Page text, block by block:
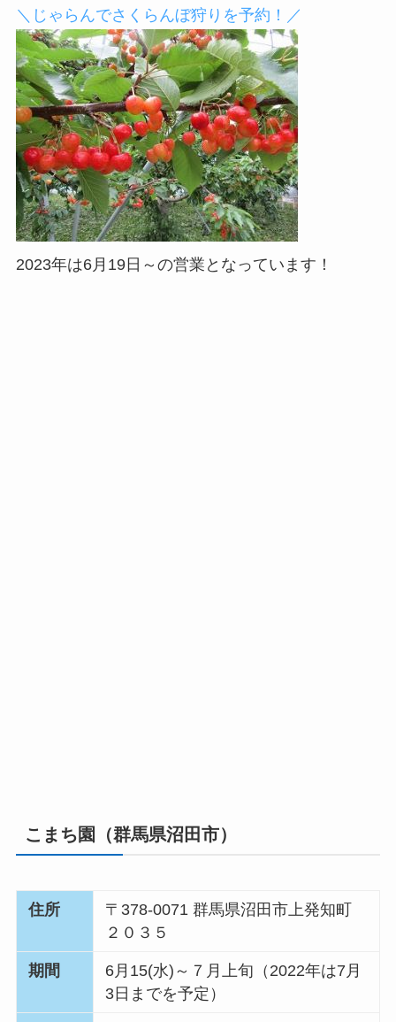
＼じゃらんでさくらんぼ狩りを予約！／
2023年は6月19日～の営業となっています！
こまち園（群馬県沼田市）
住所
〒378-0071 群馬県沼田市上発知町
２０３５
期間
6月15(水)～７月上旬（2022年は7月
3日までを予定）